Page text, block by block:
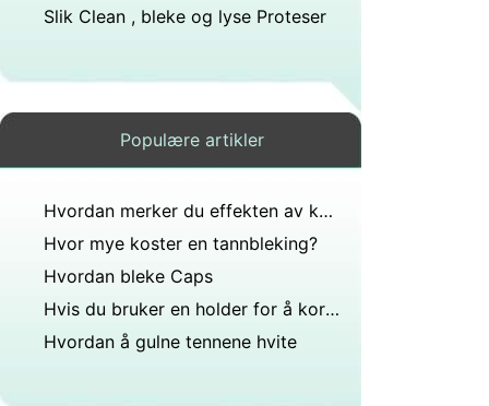
Slik Clean , bleke og lyse Proteser
Populære artikler
Hvordan merker du effekten av kalsiummangel på tennene dine?
Hvor mye koster en tannbleking?
Hvordan bleke Caps
Hvis du bruker en holder for å korrigere justeringen av tennene dine vil forme kjeveforandring permanent?
Hvordan å gulne tennene hvite